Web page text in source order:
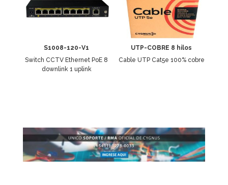
S1008-120-V1
Switch CCTV Ethernet PoE 8
downlink 1 uplink
UTP-COBRE 8 hilos
Cable UTP Cat5e 100% cobre